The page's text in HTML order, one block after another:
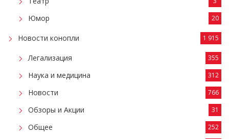
Юмор 20
Новости конопли 1 915
Легализация 355
Наука и медицина 312
Новости 766
Обзоры и Акции 31
Общее 252